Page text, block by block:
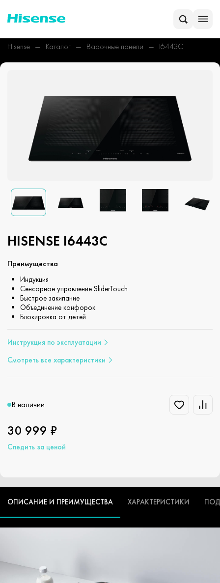
Hisense Каталог Варочные панели I6443C
HISENSE I6443C
Преимущества
Индукция
Сенсорное управление SliderTouch
Быстрое закипание
Объединение конфорок
Блокировка от детей
Инструкция по эксплуатации
Смотреть все характеристики
В наличии
30 999 ₽
Следить за ценой
ОПИСАНИЕ И ПРЕИМУЩЕСТВА ХАРАКТЕРИСТИКИ